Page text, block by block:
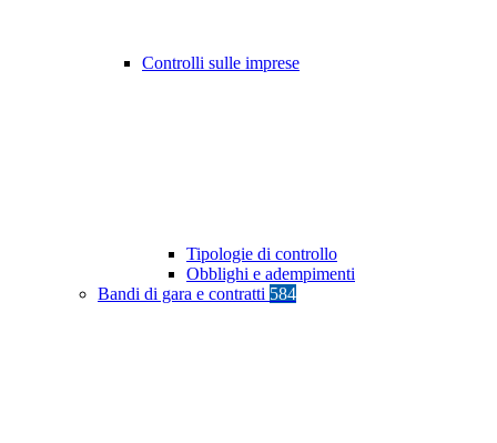
Controlli sulle imprese
Tipologie di controllo
Obblighi e adempimenti
Bandi di gara e contratti 584